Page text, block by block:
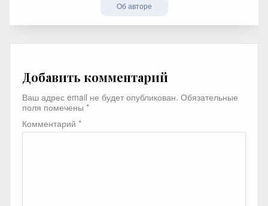
Об авторе
Добавить комментарий
Ваш адрес email не будет опубликован. Обязательные
поля помечены *
Комментарий *